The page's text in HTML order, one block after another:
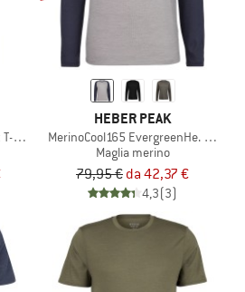
Shirt Ridge
HEBER PEAK
MerinoCool165 EvergreenHe. L/S
Maglia merino
79,95 € da 42,37 €
4,3(3)